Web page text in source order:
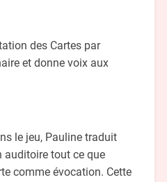
des Cartes par
et donne voix aux
le jeu, Pauline traduit
auditoire tout ce que
comme évocation. Cette